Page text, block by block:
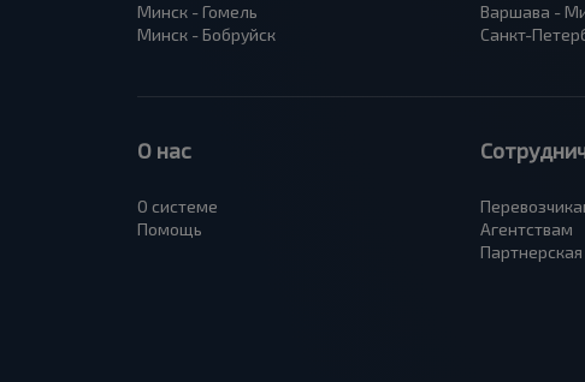
Минск - Гомель
Минск - Бобруйск
Варшава -
Санкт-
О нас
О системе
Помощь
Агентствам